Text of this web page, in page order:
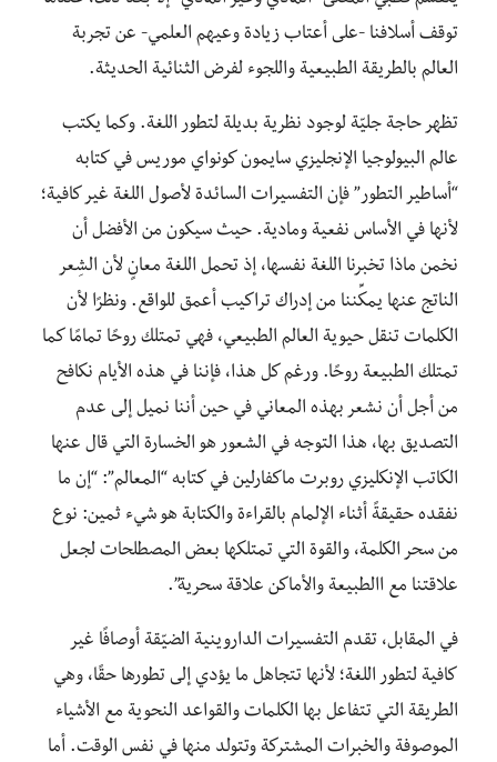
توقف أسلافنا -على أعتاب زيادة وعيهم العلمي- عن تجربة
العالم بالطريقة الطبيعية واللجوء لفرض الثنائية الحديثة.
تظهر حاجة جليّة لوجود نظرية بديلة لتطور اللغة. وكما يكتب
عالم البيولوجيا الإنجليزي سايمون كونواي موريس في كتابه
“أساطير التطور” فإن التفسيرات السائدة لأصول اللغة غير كافية؛
لأنها في الأساس نفعية ومادية. حيث سيكون من الأفضل أن
نخمن ماذا تخبرنا اللغة نفسها، إذ تحمل اللغة معانٍ لأن الشِعر
الناتج عنها يمكِّننا من إدراك تراكيب أعمق للواقع. ونظرًا لأن
الكلمات تنقل حيوية العالم الطبيعي، فهي تمتلك روحًا تمامًا كما
تمتلك الطبيعة روحًا. ورغم كل هذا، فإننا في هذه الأيام نكافح
من أجل أن نشعر بهذه المعاني في حين أننا نميل إلى عدم
التصديق بها، هذا التوجه في الشعور هو الخسارة التي قال عنها
الكاتب الإنكليزي روبرت ماكفارلين في كتابه “المعالم”: “إن ما
نفقده حقيقةً أثناء الإلمام بالقراءة والكتابة هو شيء ثمين: نوع
من سحر الكلمة، والقوة التي تمتلكها بعض المصطلحات لجعل
علاقتنا مع االطبيعة والأماكن علاقة سحرية”.
في المقابل، تقدم التفسيرات الداروينية الضيّقة أوصافًا غير
كافية لتطور اللغة؛ لأنها تتجاهل ما يؤدي إلى تطورها حقًا، وهي
الطريقة التي تتفاعل بها الكلمات والقواعد النحوية مع الأشياء
الموصوفة والخبرات المشتركة وتتولد منها في نفس الوقت. أما